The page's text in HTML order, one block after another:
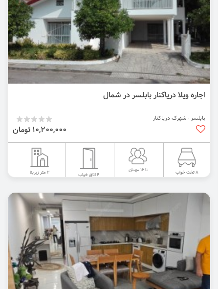
اجاره ویلا دریاکنار بابلسر در شمال
بابلسر - شهرک دریاکنار
10,200,000 تومان
8 تخت خواب تا 12 مهمان
4 اتاق خواب 2 متر زیربنا